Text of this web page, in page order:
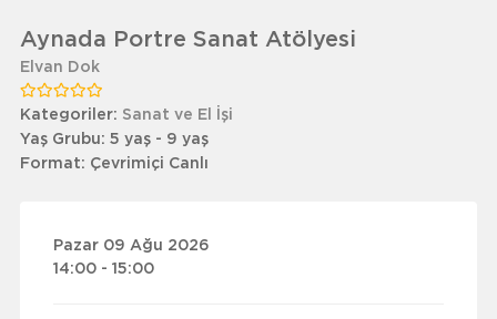
Aynada Portre Sanat Atölyesi
Elvan Dok
Kategoriler: Sanat ve El İşi
Yaş Grubu: 5 yaş - 9 yaş
Format: Çevrimiçi Canlı
Pazar 09 Ağu 2026
14:00 - 15:00